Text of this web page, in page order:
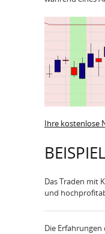
Ihre kostenlose
Das Traden mit
und
Die Erfahrungen